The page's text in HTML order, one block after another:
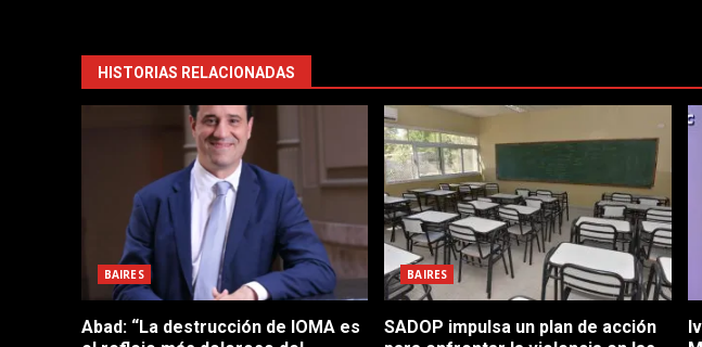
HISTORIAS RELACIONADAS
BAIRES
Abad: “La destrucción de IOMA es
BAIRES
SADOP impulsa un plan de acción